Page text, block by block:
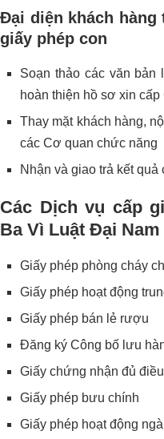
Đại diện khách
giấy phép con
Soạn thảo các văn
hoàn thiện hồ sơ xin cấp
Thay mặt khách hàng,
các Cơ quan chức năng
Nhận và giao trả kết quả
Các Dịch vụ cấp
Ba Vì Luật Đại
Giấy phép phòng cháy
Giấy phép hoạt động
Giấy phép bán lẻ rượu
Đăng ký Công bố lưu
Giấy chứng nhận đủ
Giấy phép bưu chính
Giấy phép hoạt động